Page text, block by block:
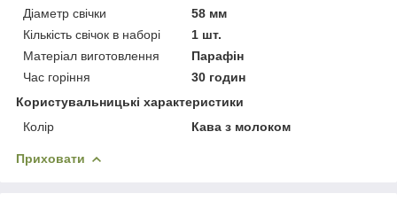
Діаметр свічки
58 мм
Кількість свічок в наборі
1 шт.
Матеріал виготовлення
Парафін
Час горіння
30 годин
Користувальницькі характеристики
Колір
Кава з молоком
Приховати